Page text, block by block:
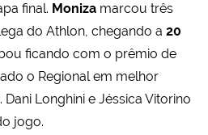
final. Moniza marcou três
do Athlon, chegando a 20
ficando com o prêmio de
o Regional em melhor
Longhini e Jéssica Vitorino
jogo.